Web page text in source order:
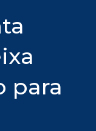
para